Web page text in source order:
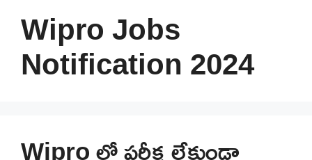
Wipro Jobs
Notification 2024